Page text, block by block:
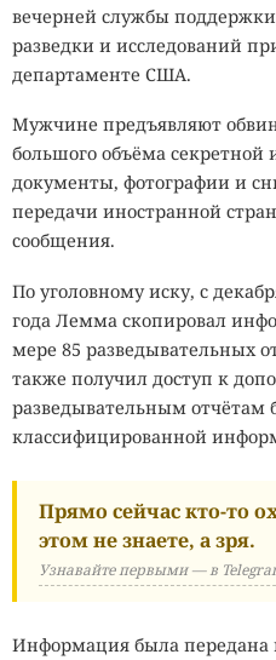
вечерней службы
разведки и исследований
департаменте США.
Мужчине предъявляют
большого объёма
документы, фотографии и
передачи иностранной
сообщения.
По уголовному иску, с
года Лемма скопировал
мере 85 разведывательных
также получил доступ к
разведывательным отчётам
классифицированной
Прямо сейчас кто-то
этом не знаете, а зря.
Узнавайте первыми — в
Информация была передана